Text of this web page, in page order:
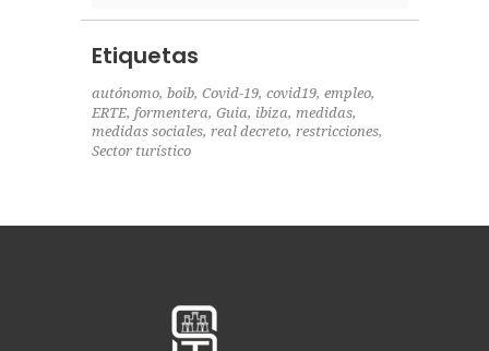
Etiquetas
autónomo boib Covid-19 covid19 empleo
ERTE formentera Guia ibiza medidas
medidas sociales real decreto restricciones
Sector turístico